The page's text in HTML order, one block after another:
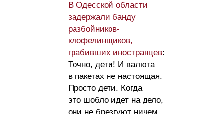
В Одесской области
задержали банду
разбойников-
клофелинщиков,
грабивших иностранцев:
Точно, дети! И валюта
в пакетах не настоящая.
Просто дети. Когда
это шобло идет на дело,
они не брезгуют ничем,